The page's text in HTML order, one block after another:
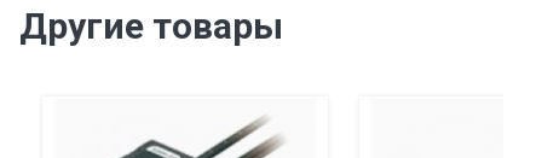
Другие товары